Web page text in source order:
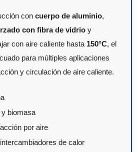
con cuerpo de aluminio,
con fibra de vidrio y
con aire caliente hasta 150°C, el
para múltiples aplicaciones
y circulación de aire caliente.
y biomasa
por aire
de calor